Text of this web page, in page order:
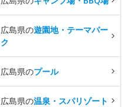
広島県の遊園地・テーマパー
ク
広島県のプール
広島県の温泉・スパリゾート